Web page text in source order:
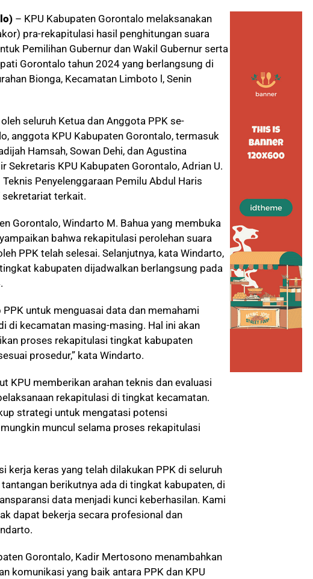
– KPU Kabupaten Gorontalo melaksanakan
pra-rekapitulasi hasil penghitungan suara
Pemilihan Gubernur dan Wakil Gubernur serta
Gorontalo tahun 2024 yang berlangsung di
Bionga, Kecamatan Limboto l, Senin
seluruh Ketua dan Anggota PPK se-
anggota KPU Kabupaten Gorontalo, termasuk
Hamsah, Sowan Dehi, dan Agustina
Sekretaris KPU Kabupaten Gorontalo, Adrian U.
Penyelenggaraan Pemilu Abdul Haris
terkait.
Gorontalo, Windarto M. Bahua yang membuka
bahwa rekapitulasi perolehan suara
PPK telah selesai. Selanjutnya, kata Windarto,
kabupaten dijadwalkan berlangsung pada
untuk menguasai data dan memahami
di kecamatan masing-masing. Hal ini akan
proses rekapitulasi tingkat kabupaten
prosedur,” kata Windarto.
KPU memberikan arahan teknis dan evaluasi
rekapitulasi di tingkat kecamatan.
strategi untuk mengatasi potensi
muncul selama proses rekapitulasi
kerja keras yang telah dilakukan PPK di seluruh
berikutnya ada di tingkat kabupaten, di
data menjadi kunci keberhasilan. Kami
dapat bekerja secara profesional dan
Gorontalo, Kadir Mertosono menambahkan
komunikasi yang baik antara PPK dan KPU